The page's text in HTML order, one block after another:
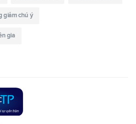
giảm chú ý
gia